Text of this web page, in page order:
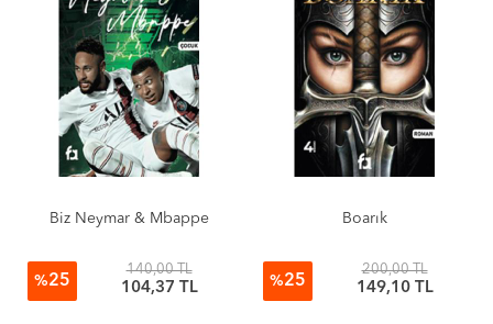
Biz Neymar & Mbappe
%25
140,00 TL
104,37 TL
Boarık
%25
200,00 TL
149,10 TL